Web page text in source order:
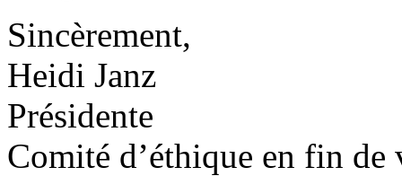
Sincèrement,
Heidi Janz
Présidente
Comité d’éthique en fin de